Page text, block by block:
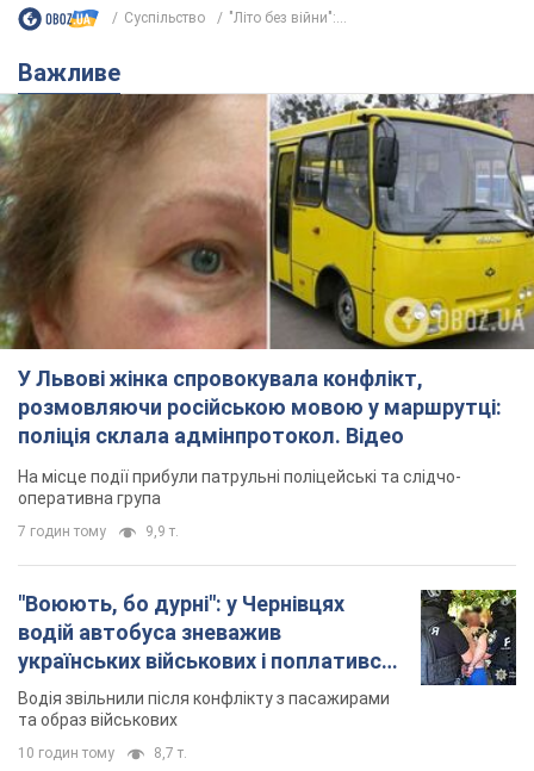
Суспільство "Літо без війни":...
Важливе
У Львові жінка спровокувала конфлікт,
розмовляючи російською мовою у маршрутці:
поліція склала адмінпротокол. Відео
На місце події прибули патрульні поліцейські та слідчо-
оперативна група
7 годин тому 9,9 т.
"Воюють, бо дурні": у Чернівцях
водій автобуса зневажив
українських військових і поплатився.
Відео
Водія звільнили після конфлікту з пасажирами
та образ військових
10 годин тому 8,7 т.